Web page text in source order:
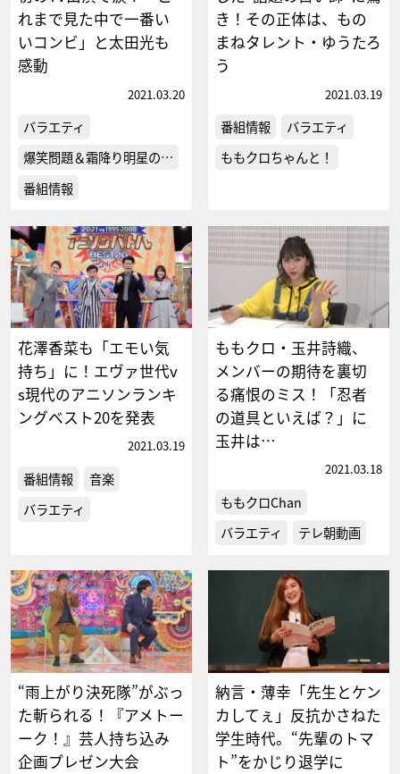
れまで見た中で一番い
いコンビ」と太田光も
感動
2021.03.20
バラエティ
爆笑問題＆霜降り明星の…
番組情報
き！その正体は、もの
まねタレント・ゆうたろ
う
2021.03.19
番組情報
バラエティ
ももクロちゃんと！
花澤香菜も「エモい気
持ち」に！エヴァ世代v
s現代のアニソンランキ
ングベスト20を発表
2021.03.19
番組情報
音楽
バラエティ
ももクロ・玉井詩織、
メンバーの期待を裏切
る痛恨のミス！「忍者
の道具といえば？」に
玉井は…
2021.03.18
ももクロChan
バラエティ
テレ朝動画
“雨上がり決死隊”がぶっ
た斬られる！『アメトー
ーク！』芸人持ち込み
企画プレゼン大会
納言・薄幸「先生とケン
カしてぇ」反抗かさねた
学生時代。“先輩のトマ
ト”をかじり退学に